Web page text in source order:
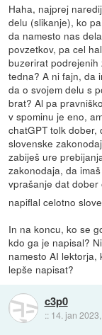
Haha, najprej
delu (slikanje), ko
da namesto nas
povzetkov, pa cel
buzerirat
tedna? A ni fajn, da
da o svojem delu s
brat? Al pa
v spominu je eno,
chatGPT tolk
slovenske
zabiješ ure
zakonodaja, da
vprašanje dat dober
napiflal celotno
In na koncu, ko se
kdo ga je napisal?
namesto AI lektorja,
lepše napisat?
c3p0
:: 14. jan